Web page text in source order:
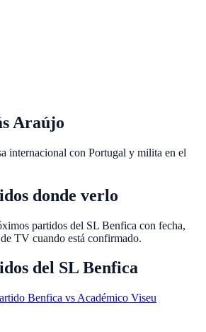
Araújo
internacional con Portugal y milita en el
donde verlo
partidos del SL Benfica con fecha,
TV cuando está confirmado.
del SL Benfica
Benfica vs Académico Viseu